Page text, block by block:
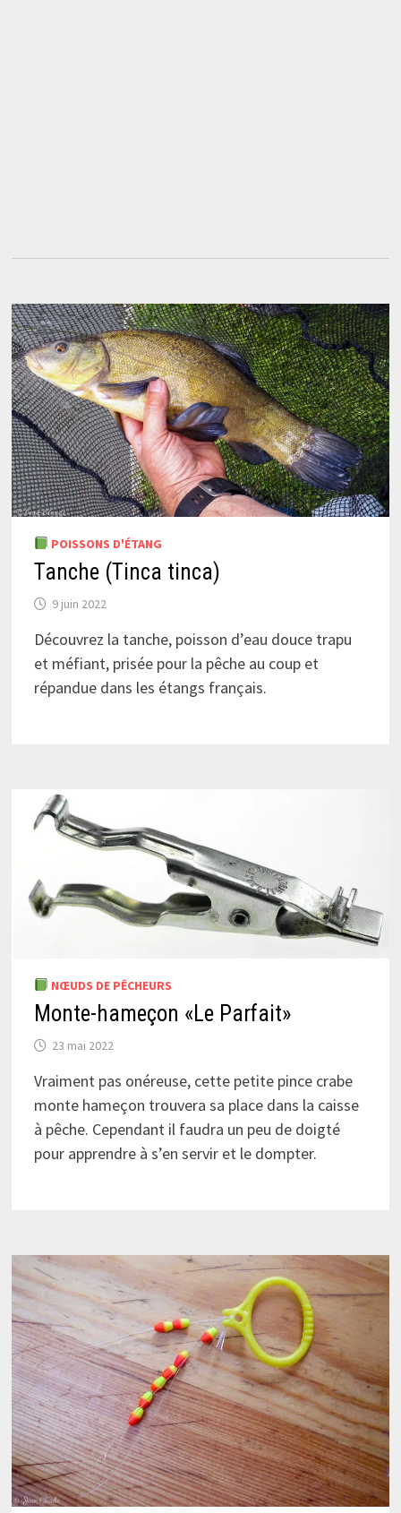
POISSONS D'ÉTANG
Tanche (Tinca tinca)
9 juin 2022
Découvrez la tanche, poisson d’eau douce trapu
et méfiant, prisée pour la pêche au coup et
répandue dans les étangs français.
NŒUDS DE PÊCHEURS
Monte-hameçon «Le Parfait»
23 mai 2022
Vraiment pas onéreuse, cette petite pince crabe
monte hameçon trouvera sa place dans la caisse
à pêche. Cependant il faudra un peu de doigté
pour apprendre à s’en servir et le dompter.